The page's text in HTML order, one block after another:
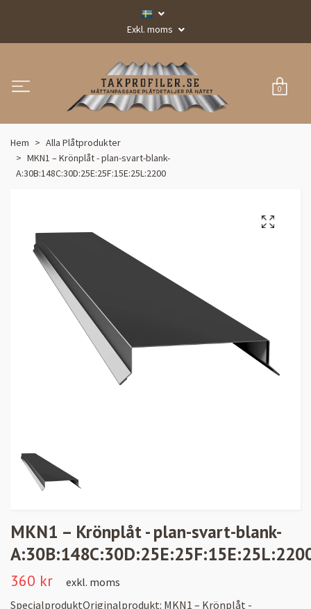
Exkl. moms
0
Hem
Alla Plåtprodukter
MKN1 – Krönplåt - plan-svart-blank-
A:30B:148C:30D:25E:25F:15E:25L:2200
MKN1 – Krönplåt - plan-svart-blank-
360 kr
exkl. moms
SpecialproduktOriginalprodukt: MKN1 – Krönplåt -